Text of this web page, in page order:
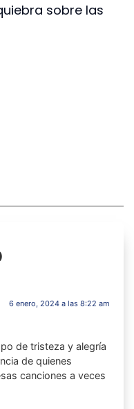
sobre las
6 enero, 2024 a las 8:22 am
de tristeza y alegría
de quienes
canciones a veces